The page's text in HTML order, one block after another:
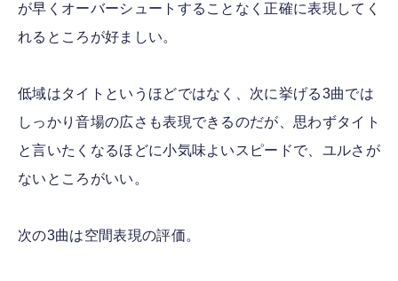
が早くオーバーシュートすることなく正確に表現してく
れるところが好ましい。
低域はタイトというほどではなく、次に挙げる3曲では
しっかり音場の広さも表現できるのだが、思わずタイト
と言いたくなるほどに小気味よいスピードで、ユルさが
ないところがいい。
次の3曲は空間表現の評価。